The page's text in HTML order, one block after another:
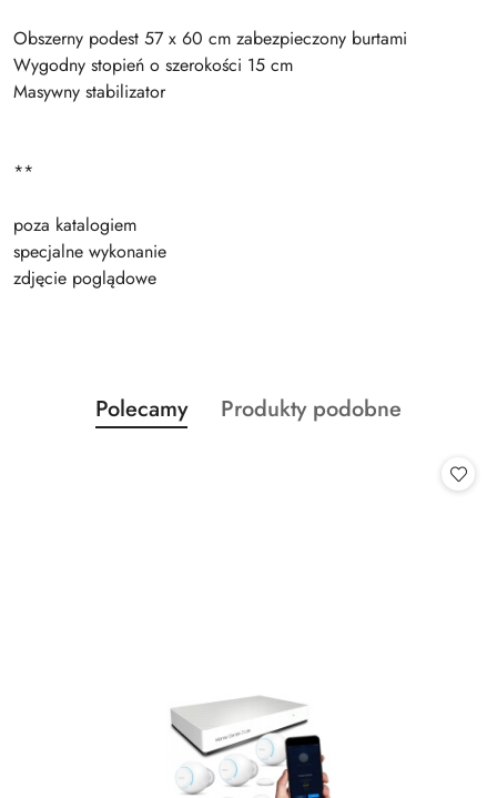
Obszerny podest 57 x 60 cm zabezpieczony burtami
Wygodny stopień o szerokości 15 cm
Masywny stabilizator
**
poza katalogiem
specjalne wykonanie
zdjęcie poglądowe
Pomiń karuzelę produktów
Produkty
o
Polecamy
Produkty
Produkty podobne